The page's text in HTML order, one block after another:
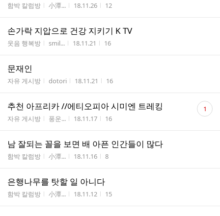
게시판명
함박 칼럼방 작성자
小潭... 작성시간
18.11.26 조회수
12
손가락 지압으로 건강 지키기 K TV
게시판명
웃음 행복방 작성자
smil... 작성시간
18.11.21 조회수
16
문재인
게시판명
자유 게시방 작성자
dotori 작성시간
18.11.21 조회수
16
추천 아프리카 //에티오피아 시미엔 트레킹
게시판명
자유 게시방 작성자
풍운... 작성시간
18.11.17 조회수
16
댓
글 1
남 잘되는 꼴을 보면 배 아픈 인간들이 많다
게시판명
함박 칼럼방 작성자
小潭... 작성시간
18.11.16 조회수
8
은행나무를 탓할 일 아니다
게시판명
함박 칼럼방 작성자
小潭... 작성시간
18.11.12 조회수
15